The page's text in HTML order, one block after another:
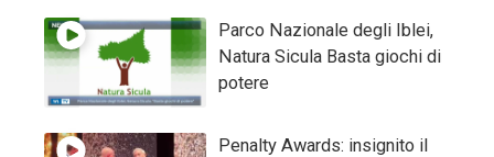
Parco Nazionale degli Iblei,
Natura Sicula Basta giochi di
potere
Penalty Awards: insignito il